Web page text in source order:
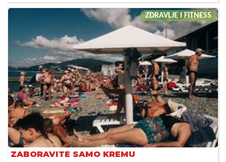
ZDRAVLJE I FITNESS
ZABORAVITE SAMO KREMU